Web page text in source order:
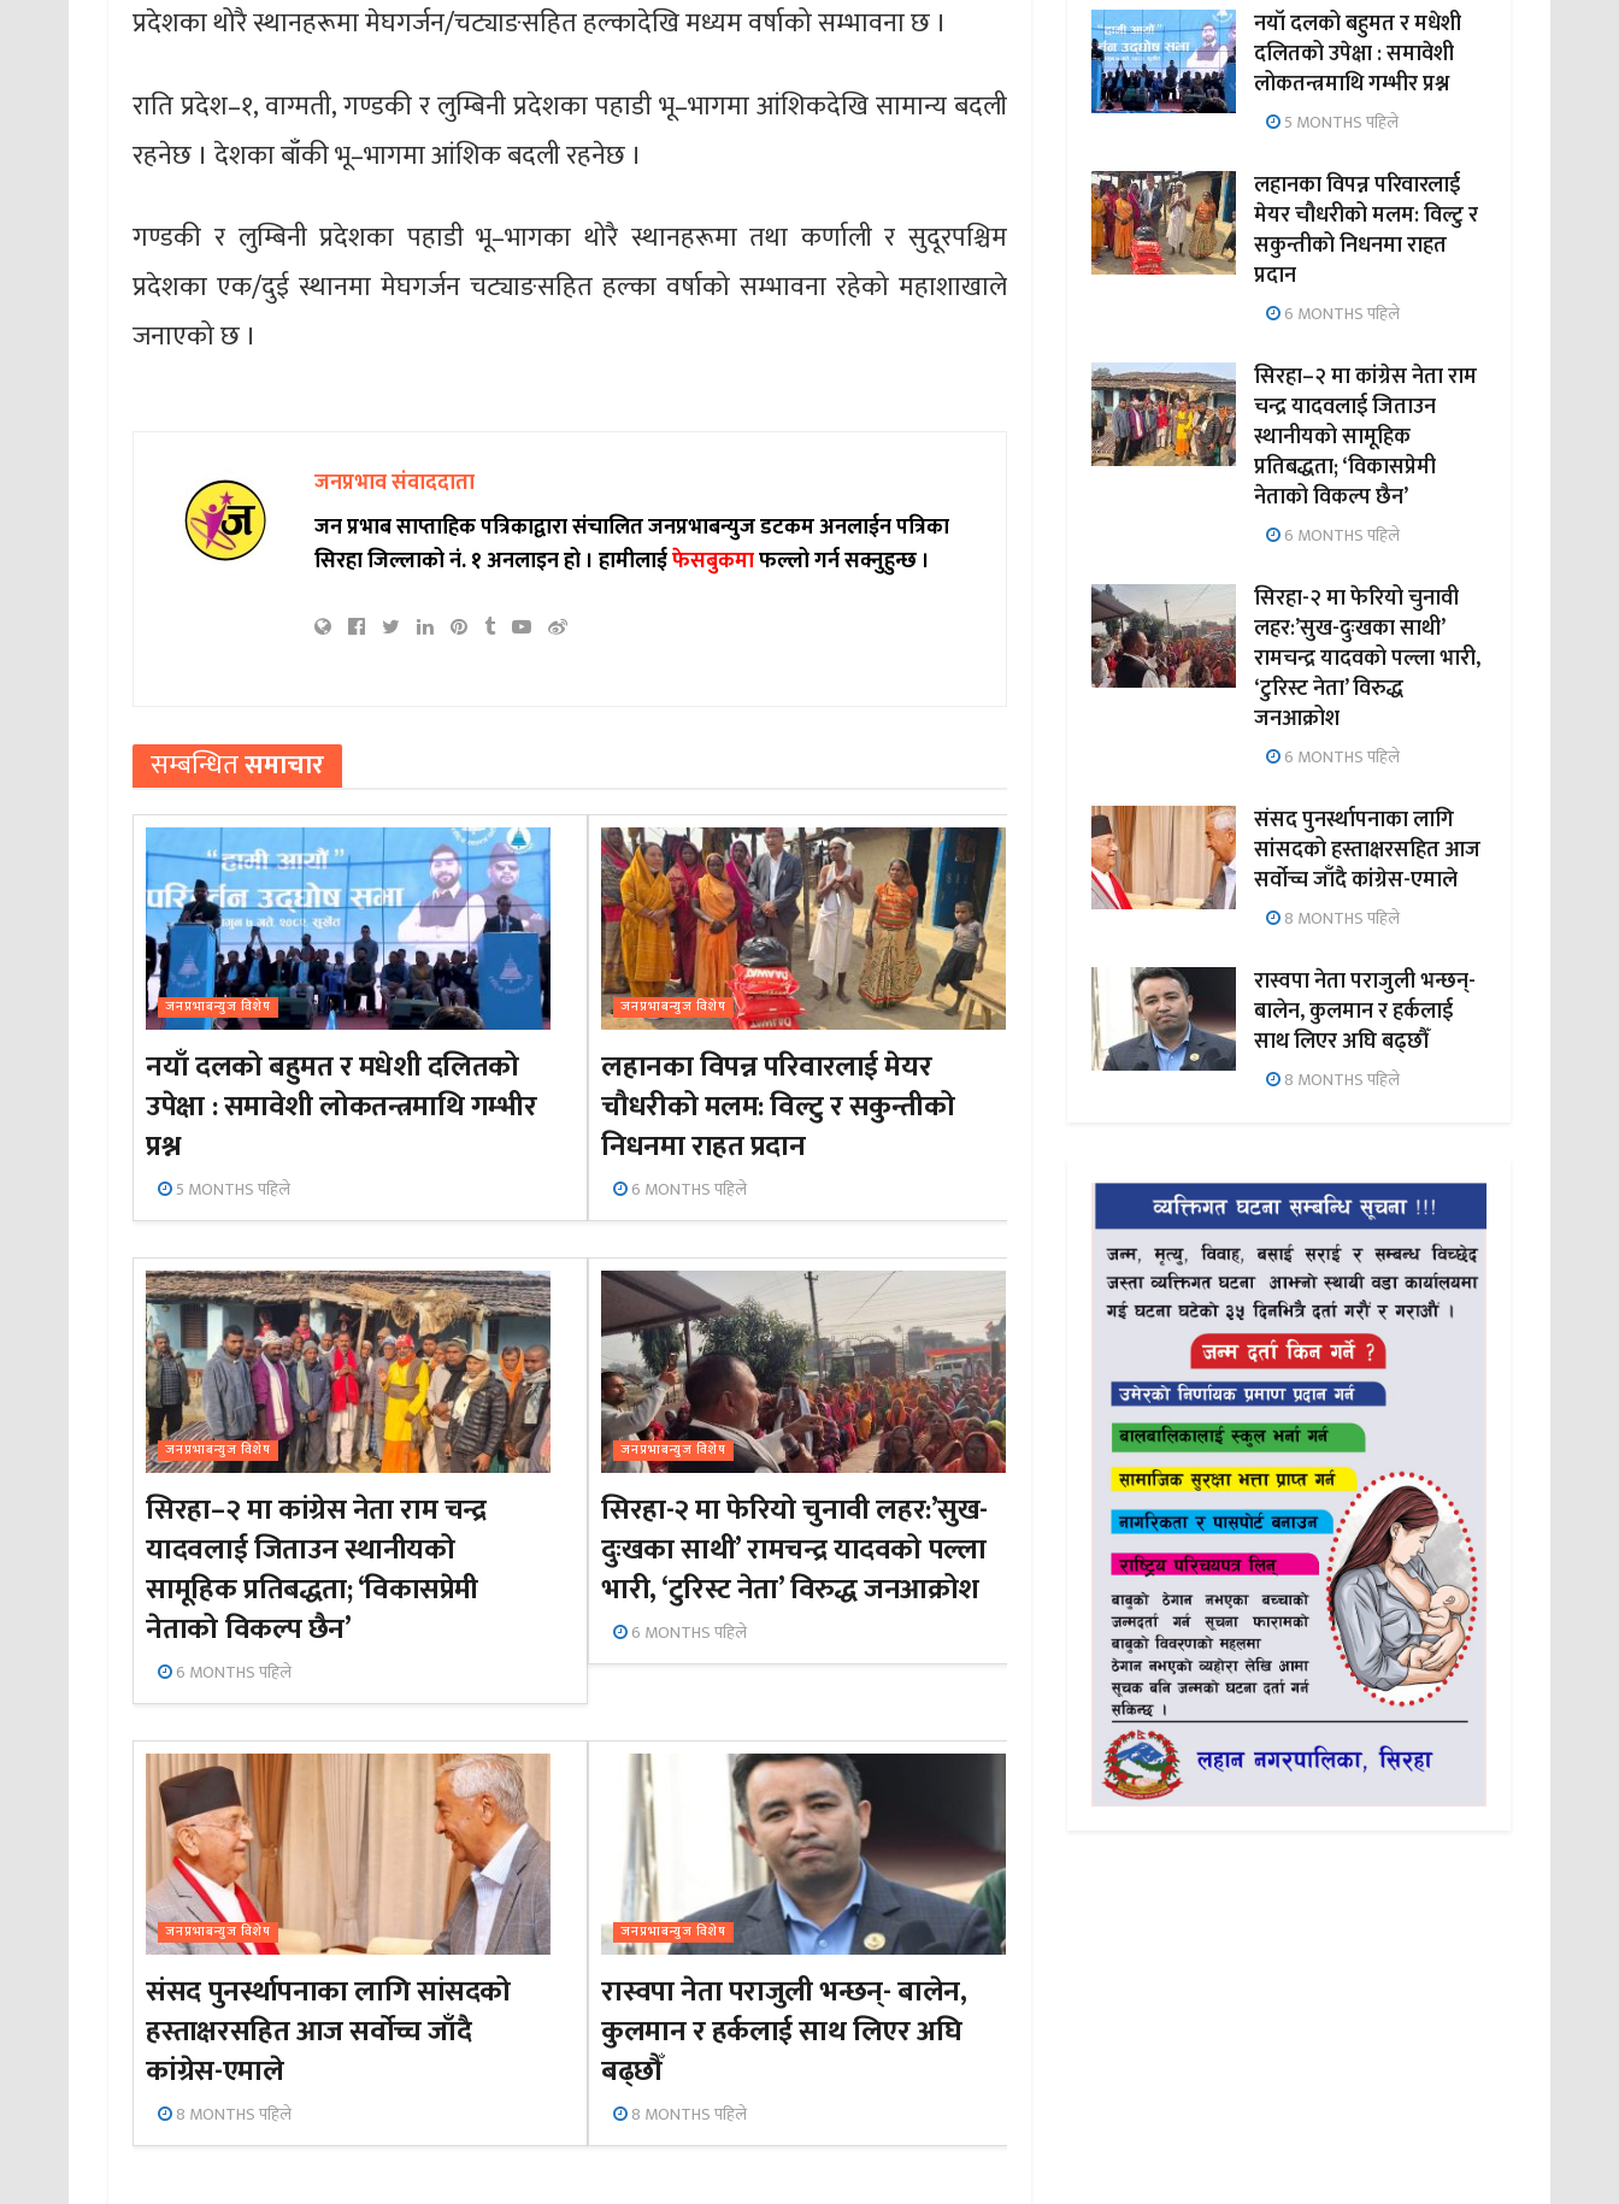
प्रदेशका थोरै स्थानहरूमा मेघगर्जन/चट्याङसहित हल्कादेखि मध्यम वर्षाको सम्भावना छ ।
राति प्रदेश–१, वाग्मती, गण्डकी र लुम्बिनी प्रदेशका पहाडी भू–भागमा आंशिकदेखि सामान्य बदली
रहनेछ । देशका बाँकी भू–भागमा आंशिक बदली रहनेछ ।
गण्डकी र लुम्बिनी प्रदेशका पहाडी भू–भागका थोरै स्थानहरूमा तथा कर्णाली र सुदूरपश्चिम
प्रदेशका एक/दुई स्थानमा मेघगर्जन चट्याङसहित हल्का वर्षाको सम्भावना रहेको महाशाखाले
जनाएको छ ।
जनप्रभाव संवाददाता
जन प्रभाब साप्ताहिक पत्रिकाद्वारा संचालित जनप्रभाबन्युज डटकम अनलाईन पत्रिका
सिरहा जिल्लाको नं. १ अनलाइन हो ।हामीलाईफेसबुकमाफल्लो गर्न सक्नुहुन्छ ।
सम्बन्धितसमाचार
जनप्रभाबन्युज विशेष
नयाँ दलको बहुमत र मधेशी दलितको
उपेक्षा : समावेशी लोकतन्त्रमाथि गम्भीर
प्रश्न
5 MONTHS पहिले
जनप्रभाबन्युज विशेष
लहानका विपन्न परिवारलाई मेयर
चौधरीको मलम: विल्टु र सकुन्तीको
निधनमा राहत प्रदान
6 MONTHS पहिले
जनप्रभाबन्युज विशेष
सिरहा–२ मा कांग्रेस नेता राम चन्द्र
यादवलाई जिताउन स्थानीयको
सामूहिक प्रतिबद्धता; ‘विकासप्रेमी
नेताको विकल्प छैन’
6 MONTHS पहिले
जनप्रभाबन्युज विशेष
सिरहा-२ मा फेरियो चुनावी लहर:’सुख-
दुःखका साथी’ रामचन्द्र यादवको पल्ला
भारी, ‘टुरिस्ट नेता’ विरुद्ध जनआक्रोश
6 MONTHS पहिले
जनप्रभाबन्युज विशेष
संसद पुनर्स्थापनाका लागि सांसदको
हस्ताक्षरसहित आज सर्वोच्च जाँदै
कांग्रेस-एमाले
8 MONTHS पहिले
जनप्रभाबन्युज विशेष
रास्वपा नेता पराजुली भन्छन्- बालेन,
कुलमान र हर्कलाई साथ लिएर अघि
बढ्छौँ
8 MONTHS पहिले
नयाँ दलको बहुमत र मधेशी
दलितको उपेक्षा : समावेशी
लोकतन्त्रमाथि गम्भीर प्रश्न
5 MONTHS पहिले
लहानका विपन्न परिवारलाई
मेयर चौधरीको मलम: विल्टु र
सकुन्तीको निधनमा राहत
प्रदान
6 MONTHS पहिले
सिरहा–२ मा कांग्रेस नेता राम
चन्द्र यादवलाई जिताउन
स्थानीयको सामूहिक
प्रतिबद्धता; ‘विकासप्रेमी
नेताको विकल्प छैन’
6 MONTHS पहिले
सिरहा-२ मा फेरियो चुनावी
लहर:’सुख-दुःखका साथी’
रामचन्द्र यादवको पल्ला भारी,
‘टुरिस्ट नेता’ विरुद्ध
जनआक्रोश
6 MONTHS पहिले
संसद पुनर्स्थापनाका लागि
सांसदको हस्ताक्षरसहित आज
सर्वोच्च जाँदै कांग्रेस-एमाले
8 MONTHS पहिले
रास्वपा नेता पराजुली भन्छन्-
बालेन, कुलमान र हर्कलाई
साथ लिएर अघि बढ्छौँ
8 MONTHS पहिले